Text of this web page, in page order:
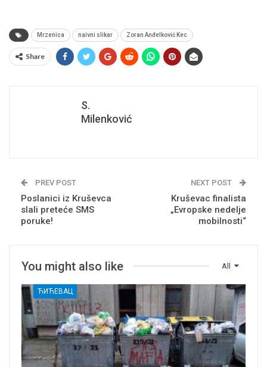
Mrzenica naivni slikar Zoran Anđelković Kec
Share
S.
Milenković
PREV POST
Poslanici iz Kruševca
slali preteće SMS
poruke!
NEXT POST
Kruševac finalista
„Evropske nedelje
mobilnosti“
All
You might also like
ЋИЋЕВАЦ